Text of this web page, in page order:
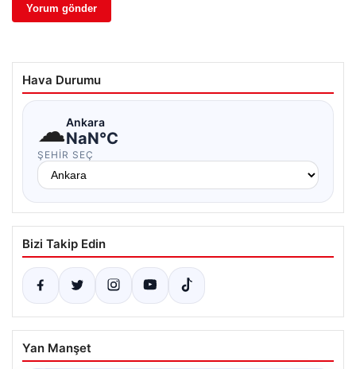
Hava Durumu
☁Ankara
NaN°C
ŞEHIR SEÇ
Bizi Takip Edin
Yan Manşet